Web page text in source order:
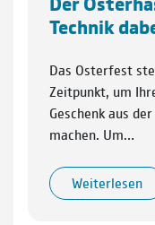
Technik
Das Osterfest
Zeitpunkt, um
Geschenk aus
machen. Um…
Weiterlesen